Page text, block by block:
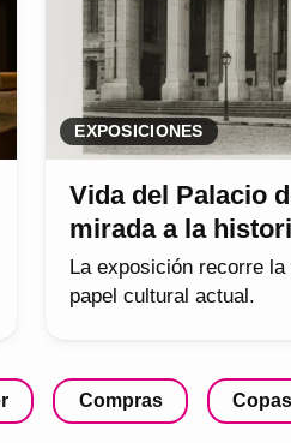
EXPOSICIONES
Vida del Palacio
mirada a la
La exposición recorre
papel cultural actual.
Compras Copas